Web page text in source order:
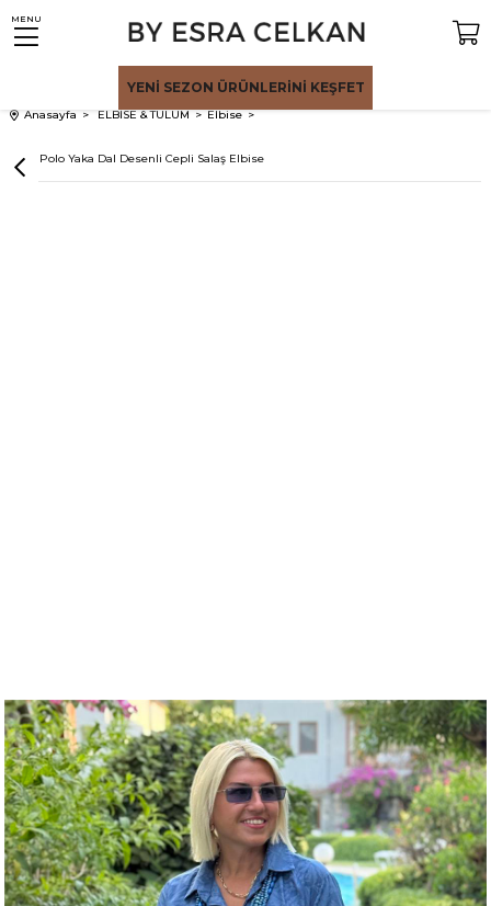
MENU
YENİ SEZON ÜRÜNLERİNİ KEŞFET
Anasayfa ELBİSE & TULUM Elbise
Mavi Polo Yaka Dal Desenli Cepli Salaş Elbise